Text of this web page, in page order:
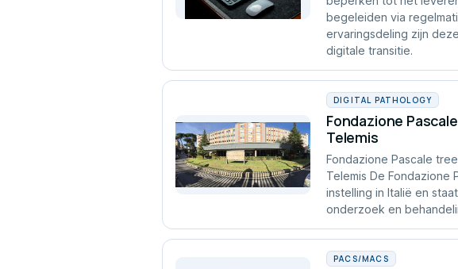
begeleiden via
ervaringsdeling zijn
digitale transitie.
DIGITAL PATHOLOGY
Fondazione
Telemis
Fondazione Pascale
Telemis De Fondazione
instelling in Italië en
onderzoek en
PACS/MACS